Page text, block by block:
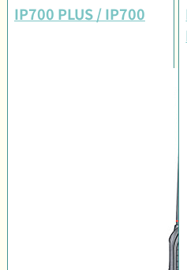
IP700 PLUS / IP700